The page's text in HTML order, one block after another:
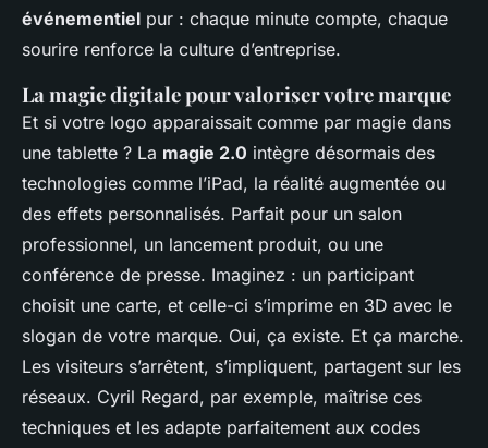
événementiel pur : chaque minute compte, chaque
sourire renforce la culture d’entreprise.
La magie digitale pour valoriser votre marque
Et si votre logo apparaissait comme par magie dans
une tablette ? La magie 2.0 intègre désormais des
technologies comme l’iPad, la réalité augmentée ou
des effets personnalisés. Parfait pour un salon
professionnel, un lancement produit, ou une
conférence de presse. Imaginez : un participant
choisit une carte, et celle-ci s’imprime en 3D avec le
slogan de votre marque. Oui, ça existe. Et ça marche.
Les visiteurs s’arrêtent, s’impliquent, partagent sur les
réseaux. Cyril Regard, par exemple, maîtrise ces
techniques et les adapte parfaitement aux codes